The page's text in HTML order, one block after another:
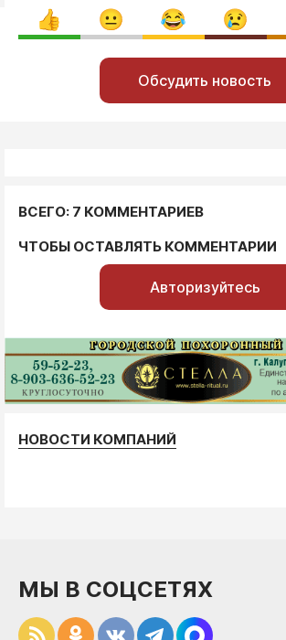
Обсудить новость
ВСЕГО: 7 КОММЕНТАРИЕВ
ЧТОБЫ ОСТАВЛЯТЬ КОММЕНТАРИИ
Авторизуйтесь
НОВОСТИ КОМПАНИЙ
МЫ В СОЦСЕТЯХ